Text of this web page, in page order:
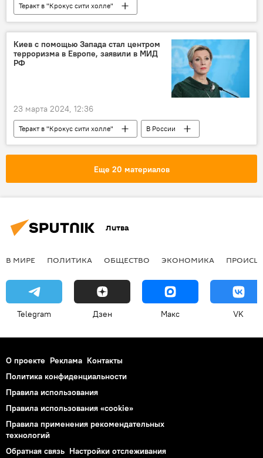
Теракт в "Крокус сити холле"
Евросоюз (ЕС)
Европарламент
теракт
Киев с помощью Запада стал центром
терроризма в Европе, заявили в МИД
РФ
23 марта 2024, 12:36
Теракт в "Крокус сити холле"
В России
Россия
Происшествия
теракт
Еще 20 материалов
Литва
В МИРЕ ПОЛИТИКА ОБЩЕСТВО ЭКОНОМИКА
Telegram Дзен Макс VK
О проекте Реклама Контакты
Политика конфиденциальности
Правила использования
Правила использования «cookie»
Правила применения рекомендательных
технологий
Обратная связь Настройки отслеживания